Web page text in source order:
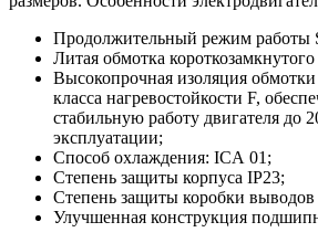
Продолжительный режим работы
Литая обмотка короткозамкнутого
Высокопрочная изоляция обмотки
класса нагревостойкости F,
стабильную работу двигателя до
эксплуатации;
Способ охлаждения: ICA 01;
Степень защиты корпуса IP23;
Степень защиты коробки выводов
Улучшенная конструкция